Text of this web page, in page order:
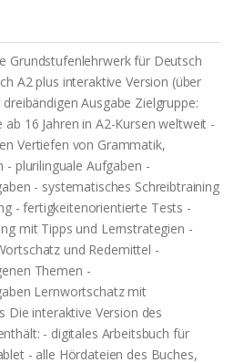
Grundstufenlehrwerk für Deutsch
A2 plus interaktive Version (über
Ausgabe Zielgruppe:
ab 16 Jahren in A2-Kursen weltweit -
Vertiefen von Grammatik,
plurilinguale Aufgaben -
- systematisches Schreibtraining
- fertigkeitenorientierte Tests -
mit Tipps und Lernstrategien -
und Redemittel -
Themen -
Lernwortschatz mit
Die interaktive Version des
- digitales Arbeitsbuch für
- alle Hördateien des Buches,